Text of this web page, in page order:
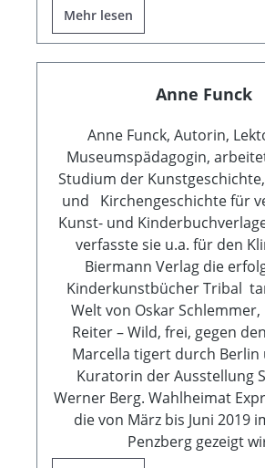
Mehr lesen
Anne Funck
Anne Funck, Autorin,
Museumspädagogin,
Studium der
und Kirchengeschichte für
Kunst- und
verfasste sie u.a. für den
Biermann Verlag die
Kinderkunstbücher Tribal
Welt von Oskar Schlemmer,
Reiter – Wild, frei, gegen
Marcella tigert durch Berlin
Kuratorin der Ausstellung
Werner Berg. Wahlheimat
die von März bis Juni 2019
Penzberg gezeigt